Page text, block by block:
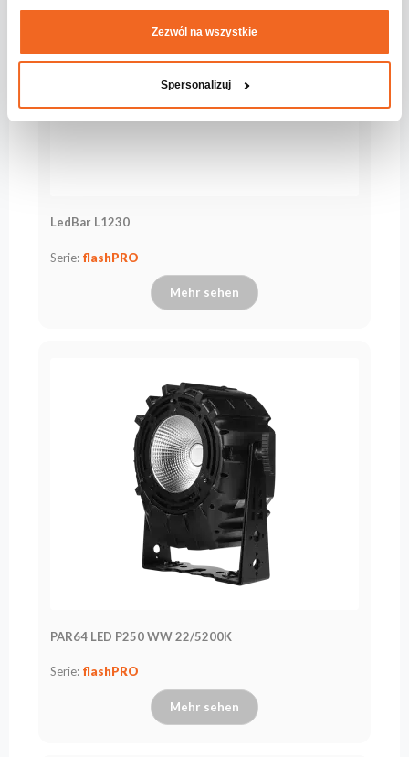
Zezwól na wszystkie
Spersonalizuj
LedBar L1230
Serie: flashPRO
Mehr sehen
PAR64 LED P250 WW 22/5200K
Serie: flashPRO
Mehr sehen